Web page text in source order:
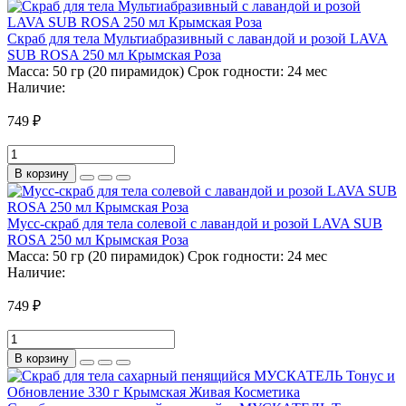
Скраб для тела Мультиабразивный с лавандой и розой LAVA
SUB ROSA 250 мл Крымская Роза
Масса: 50 гр (20 пирамидок) Срок годности: 24 мес
Наличие:
749 ₽
В корзину
Мусс-скраб для тела солевой с лавандой и розой LAVA SUB
ROSA 250 мл Крымская Роза
Масса: 50 гр (20 пирамидок) Срок годности: 24 мес
Наличие:
749 ₽
В корзину